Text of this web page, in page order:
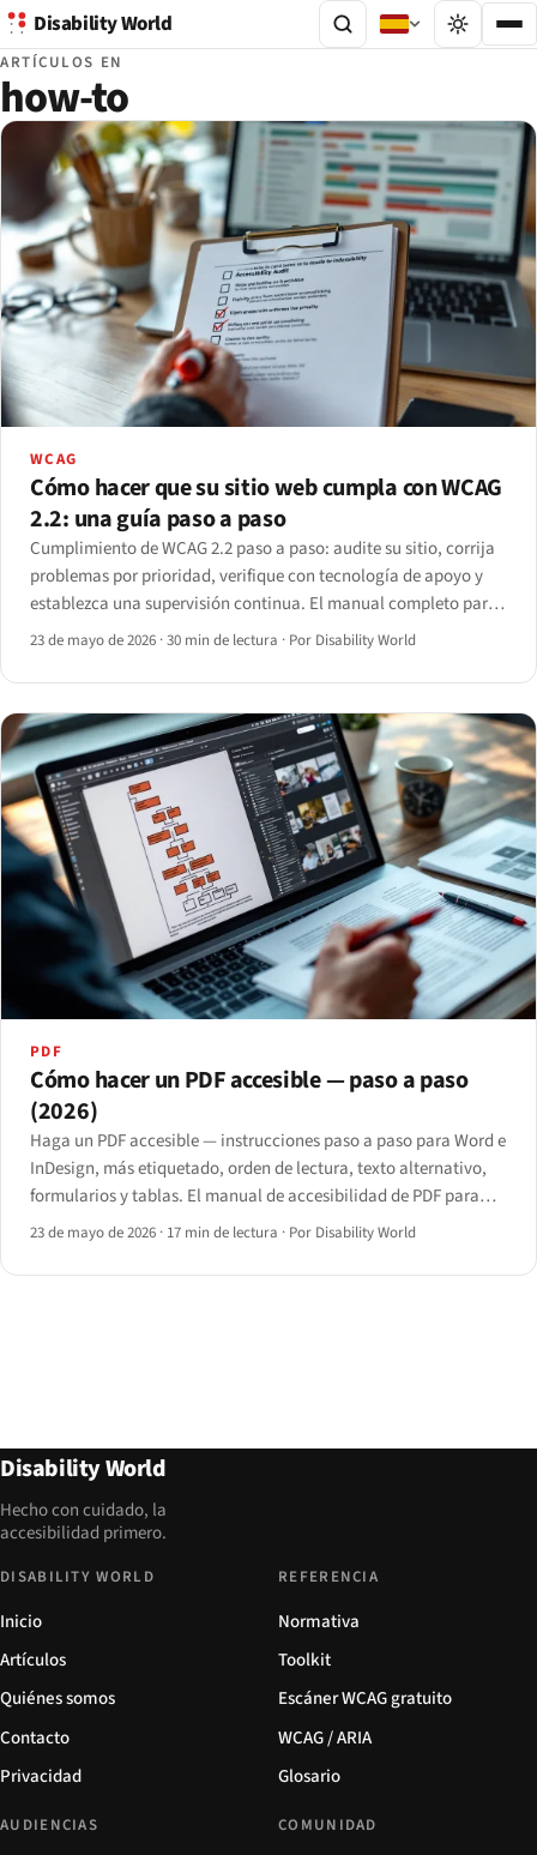
Disability World
ARTÍCULOS EN
how-to
WCAG
Cómo hacer que su sitio web cumpla con WCAG
2.2: una guía paso a paso
Cumplimiento de WCAG 2.2 paso a paso: audite su sitio, corrija
problemas por prioridad, verifique con tecnología de apoyo y
establezca una supervisión continua. El manual completo para
2026.
23 de mayo de 2026 ·30 min de lectura · Por Disability World
PDF
Cómo hacer un PDF accesible — paso a paso
(2026)
Haga un PDF accesible — instrucciones paso a paso para Word e
InDesign, más etiquetado, orden de lectura, texto alternativo,
formularios y tablas. El manual de accesibilidad de PDF para
2026.
23 de mayo de 2026 · 17 min de lectura · Por Disability World
Disability World
Hecho con cuidado, la
accesibilidad primero.
DISABILITY WORLD
Inicio
Artículos
Quiénes somos
Contacto
Privacidad
REFERENCIA
Normativa
Toolkit
Escáner WCAG gratuito
WCAG / ARIA
Glosario
AUDIENCIAS COMUNIDAD